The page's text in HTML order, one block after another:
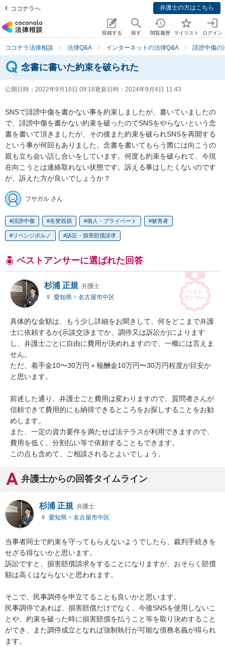
ココナラへ 弁護士の方はこちら
投稿する 探す 閲覧履歴 マイリスト ログイン
ココナラ法律相談 法律Q&A インターネットの法律Q&A 誹謗中傷の
念書に書いた約束を破られた
公開日時： 2022年9月18日 09:18更新日時： 2024年9月4日 11:43
SNSで誹謗中傷を書かない事を約束しましたが、書いていましたの
で、誹謗中傷を書かない約束を破ったのでSNSをやらないという念
書を書いて頂きましたが、その後また約束を破られSNSを再開する
という事が何回もありました。念書を書いてもらう際には向こうの
親も立ち会い話し合いをしています。何度も約束を破られて、今現
在向こうとは連絡取れない状態です。訴える事はしたくないのです
が、訴えた方が良いでしょうか？
フサガル さん
誹謗中傷 名誉毀損 個人・プライベート 被害者
リベンジポルノ 訴訟・損害賠償請求
ベストアンサーに選ばれた回答
杉浦 正規 弁護士
愛知県 > 名古屋市中区
具体的な金額は、もう少し詳細をお聞きして、何をどこまで弁護
士に依頼するか(示談交渉までか、調停又は訴訟か)によります
し、弁護士ごとに自由に費用が決めれますので、一概には言えま
せん。
ただ、着手金10〜30万円＋報酬金10万円〜30万円程度が目安か
と思います。
前述した通り、弁護士ごと費用は変わりますので、質問者さんが
信頼できて費用的にも納得できるところをお探しすることをお勧
めします。
また、一定の資力要件を満たせば法テラスが利用できますので、
費用を低く、分割払い等で依頼することもできます。
この点も含めて、ご相談されるとよいでしょう。
弁護士からの回答タイムライン
杉浦 正規 弁護士
愛知県 > 名古屋市中区
当事者同士で約束を守ってもらえないようでしたら、裁判手続きを
せざる得ないかと思います。
訴訟ですと、損害賠償請求をすることになりますが、おそらく賠償
額は高くはならないと思われます。
そこで、民事調停を申立てることも良いかと思います。
民事調停であれば、損害賠償だけでなく、今後SNSを使用しないこ
とや、約束を破った時に損害賠償を払うこと等を取り決めすること
ができ、また調停成立となれば強制執行が可能な債務名義が得られ
ます。